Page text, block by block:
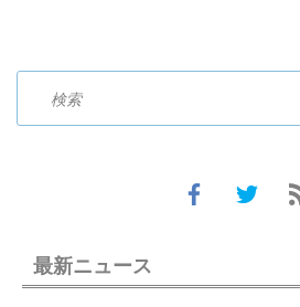
最新ニュース